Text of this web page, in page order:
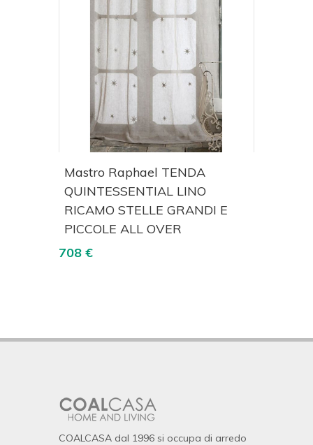
Acquista Visualizza
Mastro Raphael TENDA
QUINTESSENTIAL LINO
RICAMO STELLE GRANDI E
PICCOLE ALL OVER
708 €
COALCASA dal 1996 si occupa di arredo